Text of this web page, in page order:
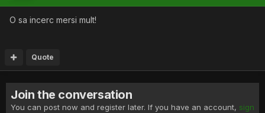
O sa incerc mersi mult!
Quote
Join the conversation
You can post now and register later. If you have an account, sign